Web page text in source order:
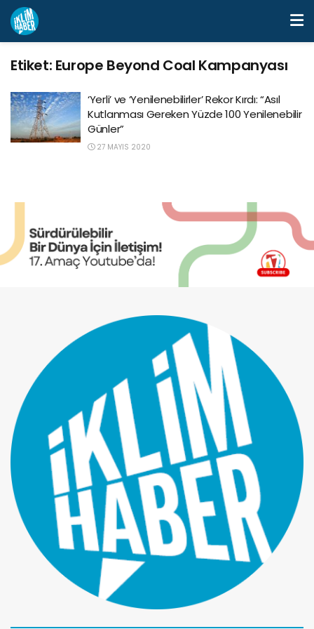
Etiket: Europe Beyond Coal Kampanyası
‘Yerli’ ve ‘Yenilenebilirler’ Rekor Kırdı: “Asıl
Kutlanması Gereken Yüzde 100 Yenilenebilir
Günler”
27 MAYIS 2020